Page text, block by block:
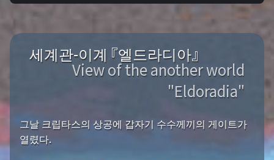
세계관-이계 『엘드라디아』
View of the another world
"Eldoradia"
그날 크립타스의 상공에 갑자기 수수께끼의 게이트가
열렸다.